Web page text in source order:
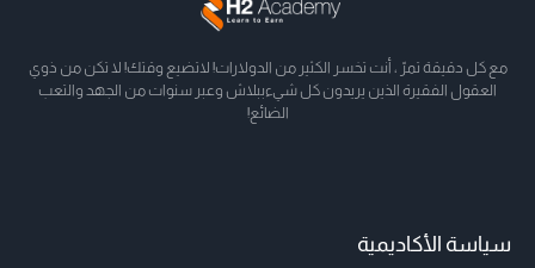
مع كل دقيقة تمرّ ، أنت تخسر الكثير من الدولارات! لاتضيع وقتك! لا تكن من ذوي
العقول الفقيرة الذين يريدون كل شيءببلاش وعبر سنوات من الجهد والتعب
الضائع!
سياسة الأكاديمية